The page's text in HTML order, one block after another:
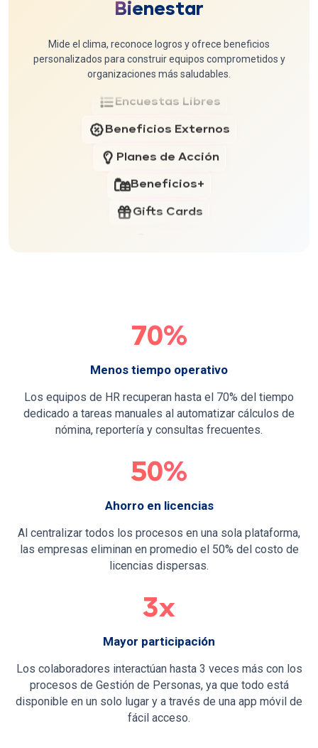
Planes de Acción
Capacitaciones y aprendizaje
Bienestar
Mide el clima, reconoce logros y ofrece beneficios
personalizados para construir equipos comprometidos y
organizaciones más saludables.
Reconocimiento
Reconocimiento
Encuestas Libres
Beneficios Externos
Planes de Acción
Gifts Cards
Chat
Telemedicina
Servicios de Salud Examedi
70%
Menos tiempo operativo
Los equipos de HR recuperan hasta el 70% del tiempo
dedicado a tareas manuales al automatizar cálculos de
nómina, reportería y consultas frecuentes.
50%
Ahorro en licencias
Al centralizar todos los procesos en una sola plataforma,
las empresas eliminan en promedio el 50% del costo de
licencias dispersas.
3x
Mayor participación
Los colaboradores interactúan hasta 3 veces más con los
procesos de Gestión de Personas, ya que todo está
disponible en un solo lugar y a través de una app móvil de
fácil acceso.